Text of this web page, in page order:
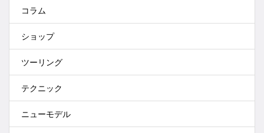
コラム
ショップ
ツーリング
テクニック
ニューモデル